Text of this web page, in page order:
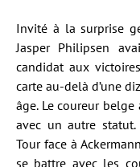
Invité à la surprise
Jasper Philipsen
candidat aux
carte au-delà d’une
âge. Le coureur belge
avec un autre statut.
Tour face à
se battre avec les